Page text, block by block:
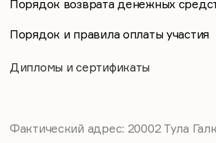
- построение сценария работы;
- особенности работы с